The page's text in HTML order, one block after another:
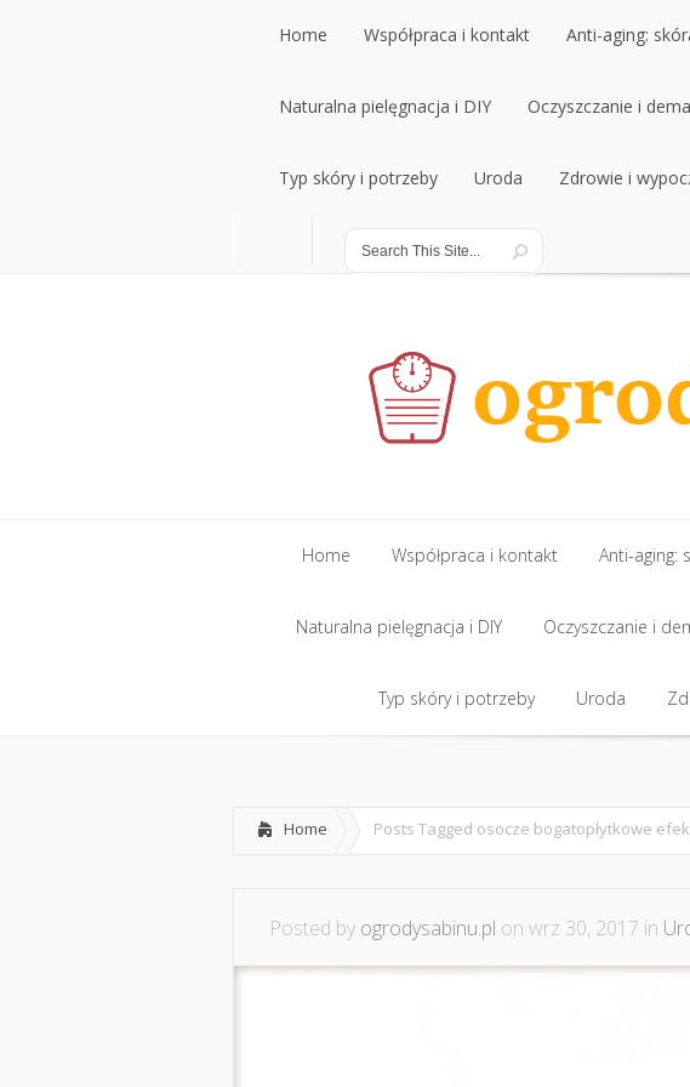
Home
Home
Współpraca i kontakt
Współpraca i kontakt
Anti-aging:
Anti-aging:
Naturalna pielęgnacja i DIY
Naturalna pielęgnacja i DIY
Oczyszczanie i
Oczyszczanie i
Typ skóry i potrzeby
Typ skóry i potrzeby
Uroda
Uroda
Zdrowie i
Home
Home
Współpraca i kontakt
Współpraca i kontakt
Anti-aging:
Anti-aging:
Naturalna pielęgnacja i DIY
Naturalna pielęgnacja i DIY
Oczyszczanie i
Oczyszczanie i
Typ skóry i potrzeby Uroda
Home Posts Tagged osocze bogatopłytkowe
Posted by ogrodysabinu.pl on wrz 30, 2017 in